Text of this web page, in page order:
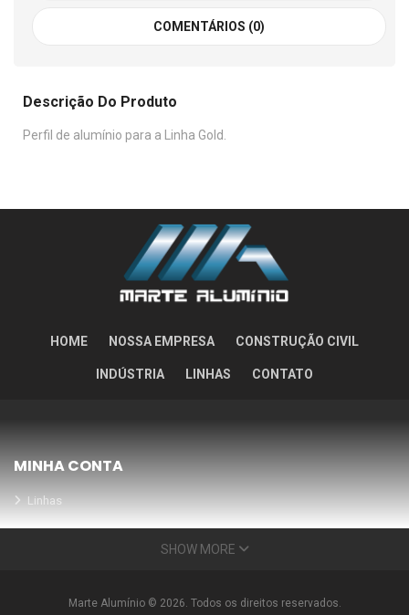
COMENTÁRIOS (0)
Descrição Do Produto
Perfil de alumínio para a Linha Gold.
HOME NOSSA EMPRESA CONSTRUÇÃO CIVIL
INDÚSTRIA LINHAS CONTATO
MINHA CONTA
Linhas
Meus Orçamentos
Condições Especiais
SHOW MORE
Marte Alumínio © 2026. Todos os direitos reservados.